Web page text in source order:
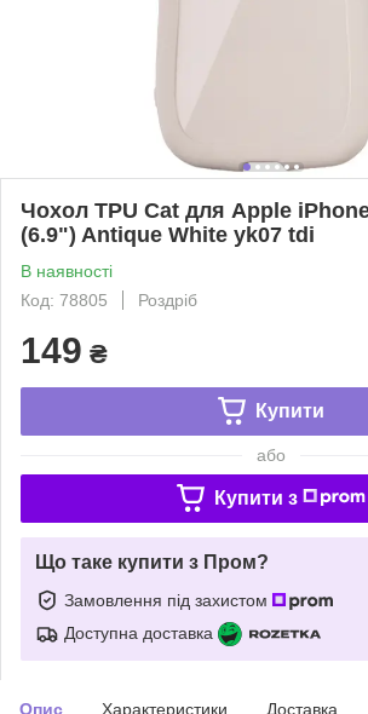
Чохол TPU Cat для Apple
(6.9") Antique White yk07 tdi
В наявності
Код: 78805
Роздріб
149 ₴
Купити
або
Купити з
Що таке купити з Пром?
Замовлення під захистом
Доступна доставка
Опис Характеристики Доставка